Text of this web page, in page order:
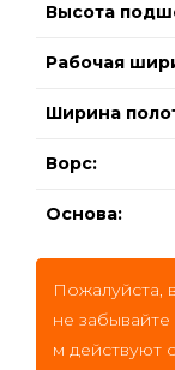
Высота
Рабочая
Ширина
Ворс:
Основа:
Пожалуйста,
не
м действуют